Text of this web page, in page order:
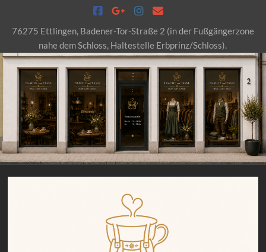
76275 Ettlingen, Badener-Tor-Straße 2 (in der Fußgängerzone
nahe dem Schloss, Haltestelle Erbprinz/Schloss).